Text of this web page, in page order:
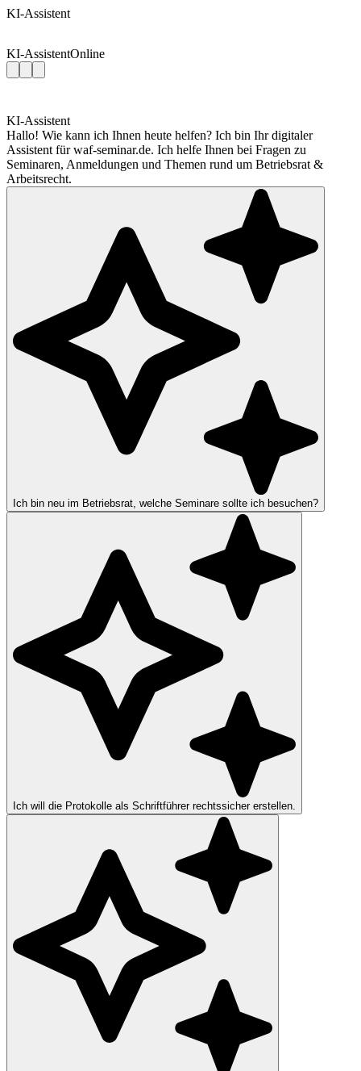
KI-Assistent
KI-AssistentOnline
KI-Assistent
Hallo! Wie kann ich Ihnen heute helfen? Ich bin Ihr digitaler
Assistent für waf-seminar.de. Ich helfe Ihnen bei Fragen zu
Seminaren, Anmeldungen und Themen rund um Betriebsrat &
Arbeitsrecht.
Ich bin neu im Betriebsrat, welche Seminare sollte ich besuchen?
Ich will die Protokolle als Schriftführer rechtssicher erstellen.